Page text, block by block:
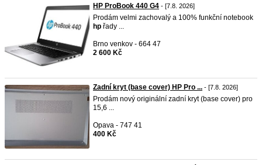
HP ProBook 440 G4 - [7.8. 2026]
Prodám velmi zachovalý a 100% funkční notebook
hp řady ...
Brno venkov - 664 47
2 600 Kč
Zadní kryt (base cover) HP Pro ... - [7.8. 2026]
Prodám nový originální zadní kryt (base cover) pro
15,6 ...
Opava - 747 41
400 Kč